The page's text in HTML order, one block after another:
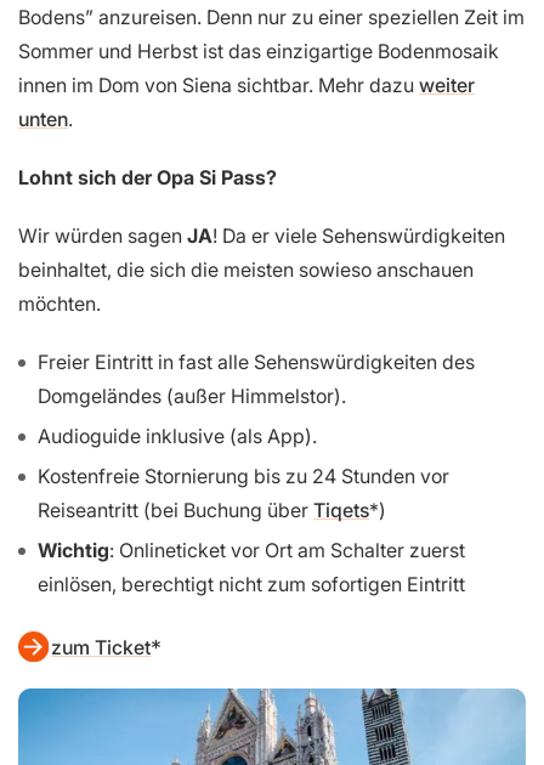
Bodens” anzureisen. Denn nur zu einer speziellen Zeit im
Sommer und Herbst ist das einzigartige Bodenmosaik
innen im Dom von Siena sichtbar. Mehr dazu weiter
unten.
Lohnt sich der Opa Si Pass?
Wir würden sagen JA! Da er viele Sehenswürdigkeiten
beinhaltet, die sich die meisten sowieso anschauen
möchten.
Freier Eintritt in fast alle Sehenswürdigkeiten des
Domgeländes (außer Himmelstor).
Audioguide inklusive (als App).
Kostenfreie Stornierung bis zu 24 Stunden vor
Reiseantritt (bei Buchung über Tiqets )
Wichtig: Onlineticket vor Ort am Schalter zuerst
einlösen, berechtigt nicht zum sofortigen Eintritt
zum Ticket